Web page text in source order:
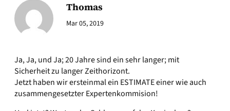
Thomas
Mar 05, 2019
Ja, Ja, und Ja; 20 Jahre sind ein sehr langer; mit
Sicherheit zu langer Zeithorizont.
Jetzt haben wir ersteinmal ein ESTIMATE einer wie auch
zusammengesetzter Expertenkommision!